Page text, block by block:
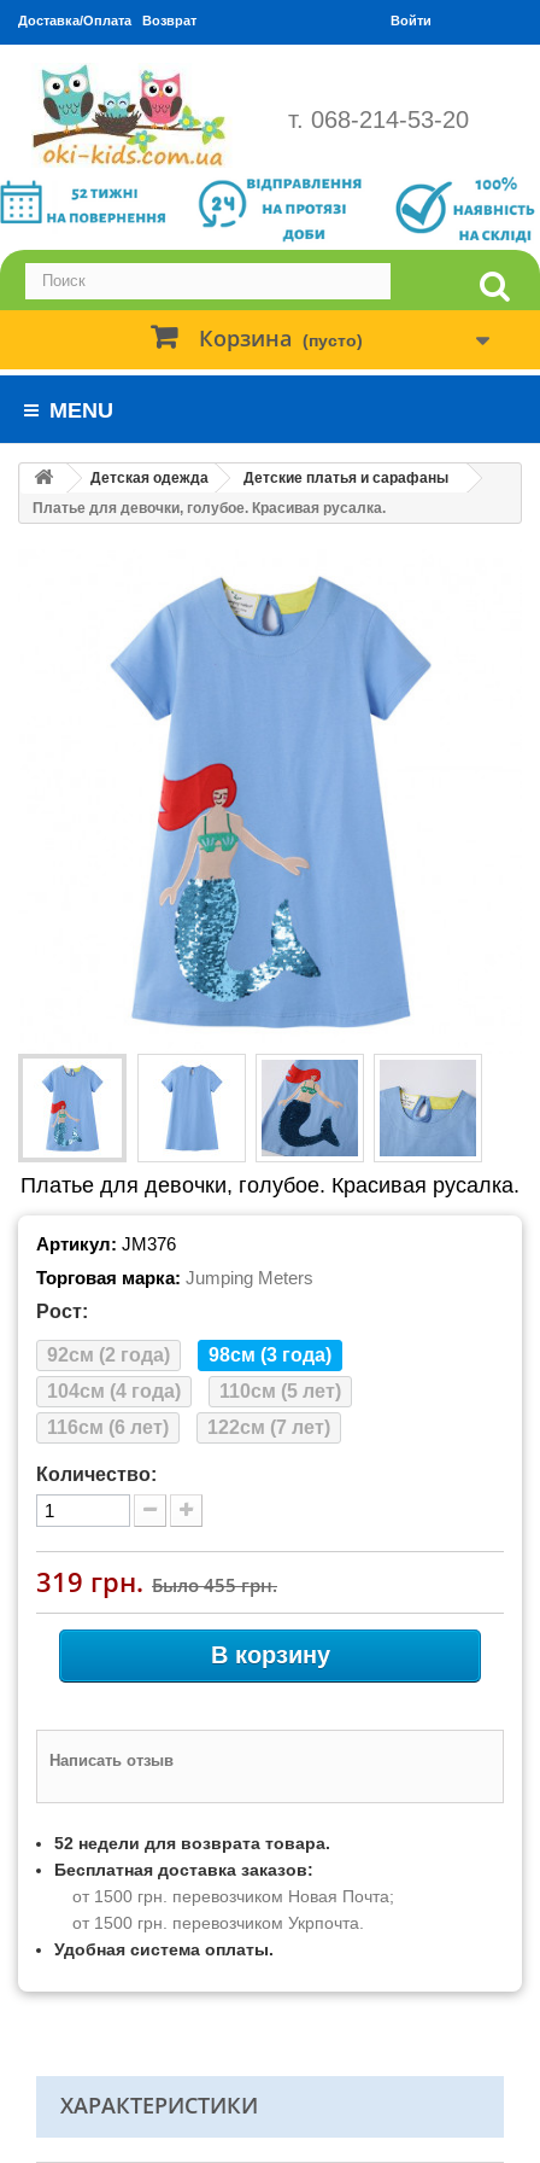
Доставка/Оплата Возврат Войти
т. 068-214-53-20
Корзина (пусто)
MENU
Детская одежда
Детские платья и сарафаны
Платье для девочки, голубое. Красивая русалка.
Платье для девочки, голубое. Красивая русалка.
Артикул: JM376
Торговая марка: Jumping Meters
Рост:
92см (2 года)
98см (3 года)
104см (4 года)
110см (5 лет)
116см (6 лет)
122см (7 лет)
Количество:
319 грн. Было455 грн.
В корзину
Написать отзыв
52 недели для возврата товара.
Бесплатная доставка заказов:
от 1500 грн. перевозчиком Новая Почта;
от 1500 грн. перевозчиком Укрпочта.
Удобная система оплаты.
ХАРАКТЕРИСТИКИ